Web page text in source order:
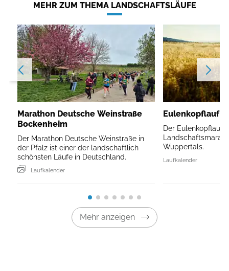
MEHR ZUM THEMA LANDSCHAFTSLÄUFE
Marathon Deutsche Weinstraße
Bockenheim
Der Marathon Deutsche Weinstraße in
der Pfalz ist einer der landschaftlich
schönsten Läufe in Deutschland.
Laufkalender
Eulenkopflauf
Der Eulenkopflauf
Wuppertals.
Laufkalender
Mehr anzeigen